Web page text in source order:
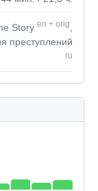
Story en + orig
преступлений
ru